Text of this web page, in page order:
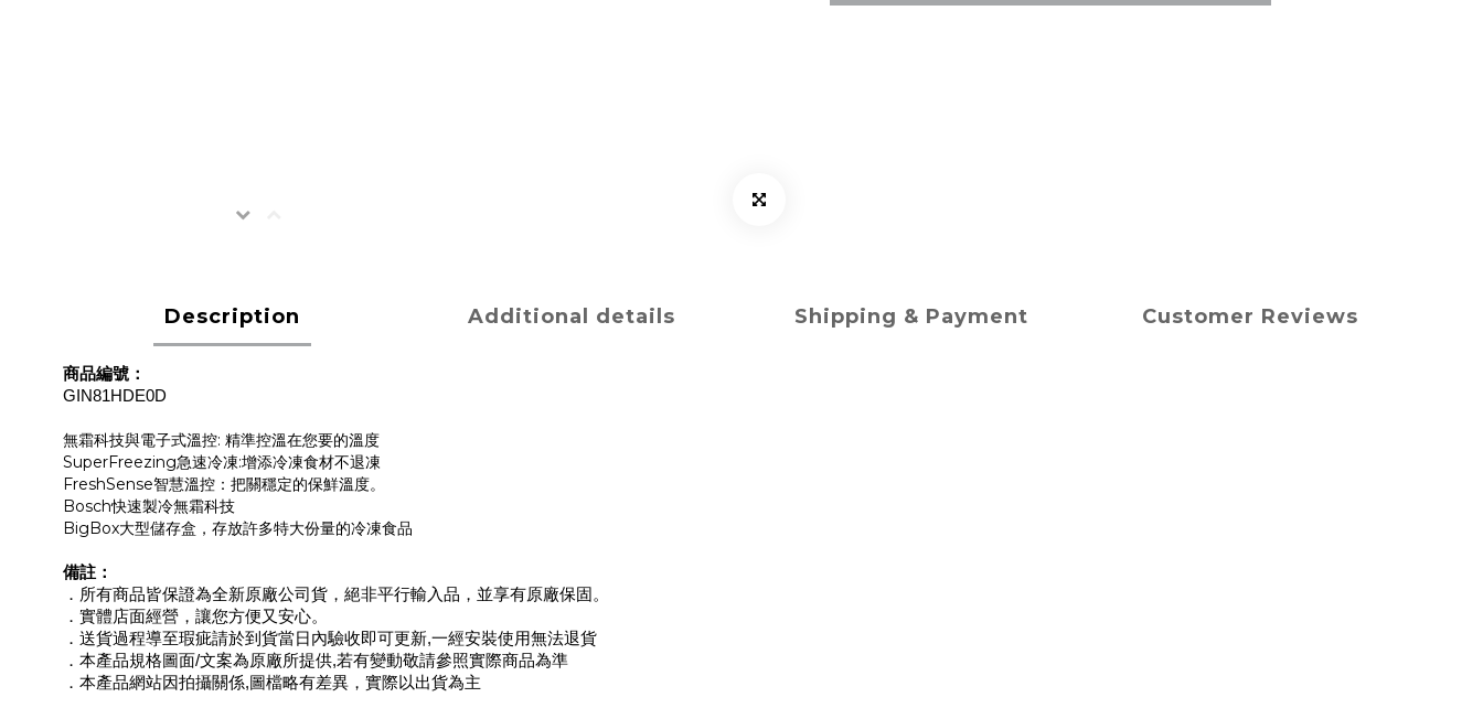
Description Additional details Shipping & Payment Customer Reviews
商品編號：
GIN81HDE0D
無霜科技與電子式溫控: 精準控溫在您要的溫度
SuperFreezing急速冷凍:增添冷凍食材不退凍
FreshSense智慧溫控：把關穩定的保鮮溫度。
Bosch快速製冷無霜科技
BigBox大型儲存盒，存放許多特大份量的冷凍食品
備註：
．所有商品皆保證為全新原廠公司貨，絕非平行輸入品，並享有原廠保固。
．實體店面經營，讓您方便又安心。
．送貨過程導至瑕疵請於到貨當日內驗收即可更新,一經安裝使用無法退貨
．本產品規格圖面/文案為原廠所提供,若有變動敬請參照實際商品為準
．本產品網站因拍攝關係,圖檔略有差異，實際以出貨為主